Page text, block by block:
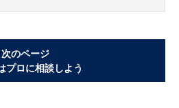
次のページ
プロに相談しよう